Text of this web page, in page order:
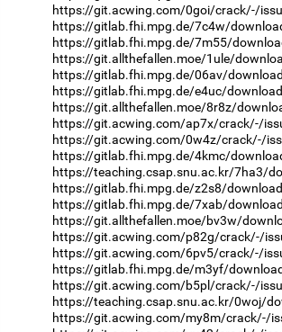
https://git.acwing.com/0goi/crack/-/
https://gitlab.fhi.mpg.de/7c4w/
https://gitlab.fhi.mpg.de/7m55/
https://git.allthefallen.moe/1ule/
https://gitlab.fhi.mpg.de/06av/
https://gitlab.fhi.mpg.de/e4uc/
https://git.allthefallen.moe/8r8z/
https://git.acwing.com/ap7x/crack/-/
https://git.acwing.com/0w4z/crack/-/
https://gitlab.fhi.mpg.de/4kmc/
https://teaching.csap.snu.ac.kr/7ha3/
https://gitlab.fhi.mpg.de/z2s8/
https://gitlab.fhi.mpg.de/7xab/
https://git.allthefallen.moe/bv3w/
https://git.acwing.com/p82g/crack/-/
https://git.acwing.com/6pv5/crack/-/
https://gitlab.fhi.mpg.de/m3yf/
https://git.acwing.com/b5pl/crack/-/
https://teaching.csap.snu.ac.kr/0woj/
https://git.acwing.com/my8m/crack/-/